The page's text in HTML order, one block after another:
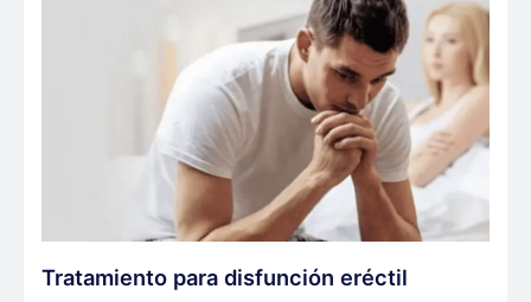
Tratamiento para disfunción eréctil